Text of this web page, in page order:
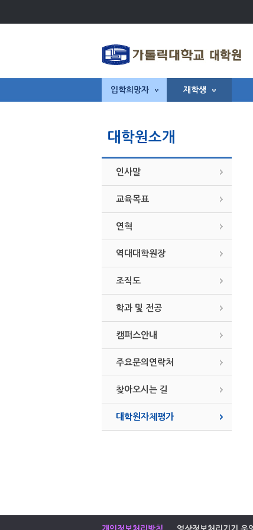
입학희망자 재학생
대학원소개
인사말
교육목표
연혁
역대대학원장
조직도
학과 및 전공
캠퍼스안내
주요문의연락처
찾아오시는 길
대학원자체평가